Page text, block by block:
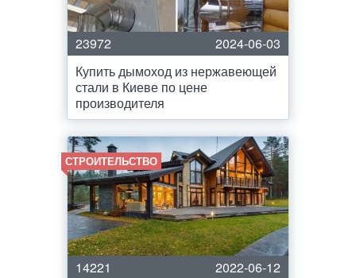
23972
2024-06-03
Купить дымоход из нержавеющей
стали в Киеве по цене
производителя
СТРОИТЕЛЬСТВО
14221
2022-06-12